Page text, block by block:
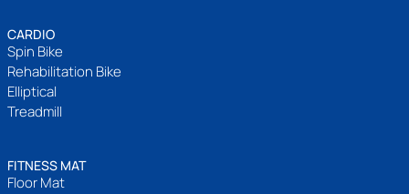
CARDIO
Spin Bike
Rehabilitation Bike
Elliptical
Treadmill
FITNESS MAT
Floor Mat